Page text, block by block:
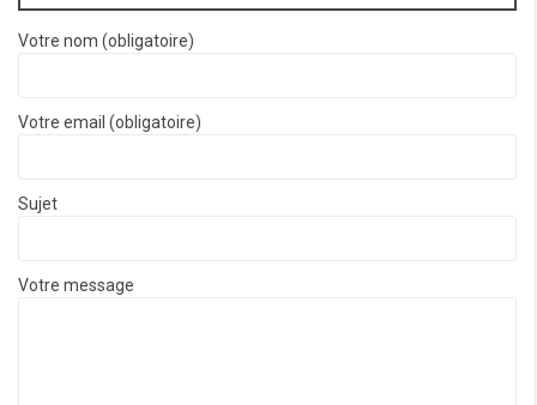
Votre nom (obligatoire)
Votre email (obligatoire)
Sujet
Votre message